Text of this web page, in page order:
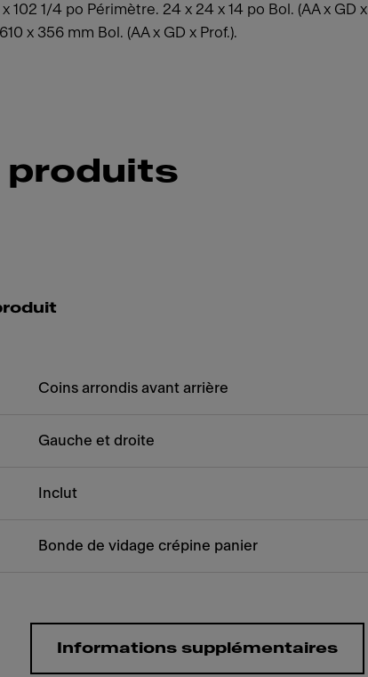
1/4 po Périmètre. 24 x 24 x 14 po Bol. (AA x GD x
x 356 mm Bol. (AA x GD x Prof.).
produits
Coins arrondis avant arrière
Gauche et droite
Inclut
Bonde de vidage crépine panier
Informations supplémentaires